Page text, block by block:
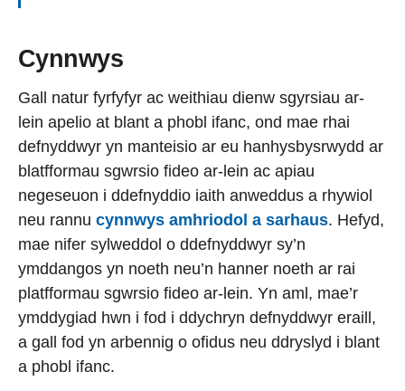
Cynnwys
Gall natur fyrfyfyr ac weithiau dienw sgyrsiau ar-
lein apelio at blant a phobl ifanc, ond mae rhai
defnyddwyr yn manteisio ar eu hanhysbysrwydd ar
blatfformau sgwrsio fideo ar-lein ac apiau
negeseuon i ddefnyddio iaith anweddus a rhywiol
neu rannu cynnwys amhriodol a sarhaus. Hefyd,
mae nifer sylweddol o ddefnyddwyr sy’n
ymddangos yn noeth neu’n hanner noeth ar rai
platfformau sgwrsio fideo ar-lein. Yn aml, mae’r
ymddygiad hwn i fod i ddychryn defnyddwyr eraill,
a gall fod yn arbennig o ofidus neu ddryslyd i blant
a phobl ifanc.